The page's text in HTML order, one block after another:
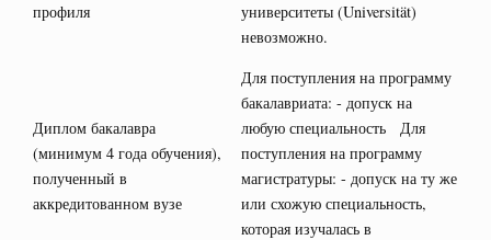
профиля
университеты (Universität)
невозможно.
Диплом бакалавра
(минимум 4 года обучения),
полученный в
аккредитованном вузе
Для поступления на программу
бакалавриата: - допуск на
любую специальность Для
поступления на программу
магистратуры: - допуск на ту же
или схожую специальность,
которая изучалась в